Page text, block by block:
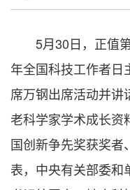
5月30日，正值
年全国科技工作者日
席万钢出席活动并讲
老科学家学术成长资
国创新争先奖获奖者
表，中央有关部委和